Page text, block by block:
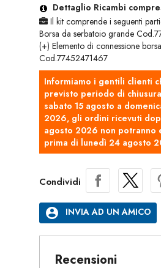
Dettaglio Ricambi
Il kit comprende i seguenti
Borsa da serbatoio grande
(+) Elemento di connessione
Cod.77452471467
Informiamo i gentili clienti
previsto periodo di
sabato 15 agosto a
2026, gli ordini ricevuti
agosto 2026 non potranno
prima di lunedì 24 agosto
Condividi
account_circle INVIA AD UN AMICO
Recensioni